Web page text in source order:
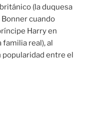
(la duquesa
cuando
Harry en
familia real), al
popularidad entre el